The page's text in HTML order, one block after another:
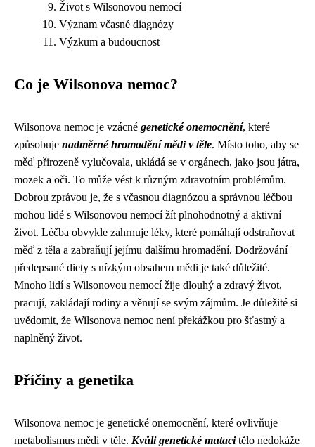
Život s Wilsonovou nemocí
Význam včasné diagnózy
Výzkum a budoucnost
Co je Wilsonova nemoc?
Wilsonova nemoc je vzácné genetické onemocnění, které
způsobuje nadměrné hromadění mědi v těle. Místo toho, aby se
měď přirozeně vylučovala, ukládá se v orgánech, jako jsou játra,
mozek a oči. To může vést k různým zdravotním problémům.
Dobrou zprávou je, že s včasnou diagnózou a správnou léčbou
mohou lidé s Wilsonovou nemocí žít plnohodnotný a aktivní
život. Léčba obvykle zahrnuje léky, které pomáhají odstraňovat
měď z těla a zabraňují jejímu dalšímu hromadění. Dodržování
předepsané diety s nízkým obsahem mědi je také důležité.
Mnoho lidí s Wilsonovou nemocí žije dlouhý a zdravý život,
pracují, zakládají rodiny a věnují se svým zájmům. Je důležité si
uvědomit, že Wilsonova nemoc není překážkou pro šťastný a
naplněný život.
Příčiny a genetika
Wilsonova nemoc je genetické onemocnění, které ovlivňuje
metabolismus mědi v těle. Kvůli genetické mutacitělo nedokáže